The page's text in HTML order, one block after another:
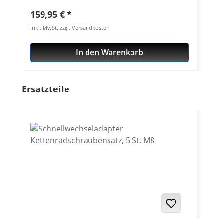
Regulärer Preis:
159,95 €
inkl. MwSt. zzgl. Versandkosten
In den Warenkorb
Produktgalerie überspringen
Ersatzteile